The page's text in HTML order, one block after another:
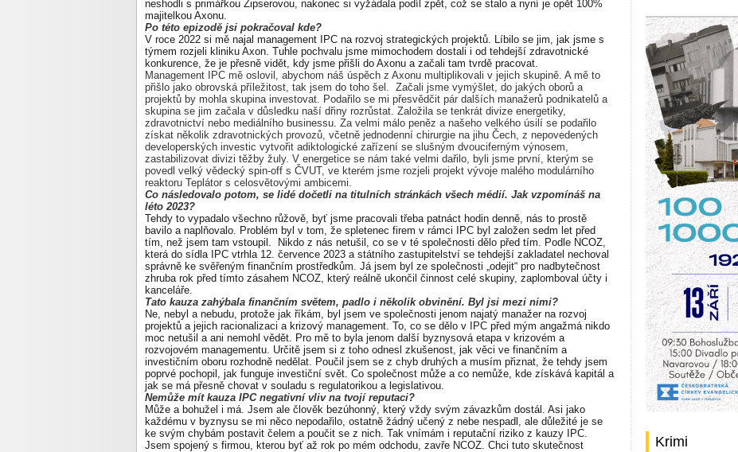
neshodli s primářkou Zipserovou, nakonec si vyžádala podíl zpět, což se stalo a nyní je opět 100%
majitelkou Axonu.
Po této epizodě jsi pokračoval kde?
V roce 2022 si mě najal management IPC na rozvoj strategických projektů. Líbilo se jim, jak jsme s
týmem rozjeli kliniku Axon. Tuhle pochvalu jsme mimochodem dostali i od tehdejší zdravotnické
konkurence, že je přesně vidět, kdy jsme přišli do Axonu a začali tam tvrdě pracovat.
Management IPC mě oslovil, abychom náš úspěch z Axonu multiplikovali v jejich skupině. A mě to
přišlo jako obrovská příležitost, tak jsem do toho šel. Začali jsme vymýšlet, do jakých oborů a
projektů by mohla skupina investovat. Podařilo se mi přesvědčit pár dalších manažerů podnikatelů a
skupina se jim začala v důsledku naší dřiny rozrůstat. Založila se tenkrát divize energetiky,
zdravotnictví nebo mediálního businessu. Za velmi málo peněz a našeho velkého úsilí se podařilo
získat několik zdravotnických provozů, včetně jednodenní chirurgie na jihu Čech, z nepovedených
developerských investic vytvořit adiktologické zařízení se slušným dvouciferným výnosem,
zastabilizovat divizi těžby žuly. V energetice se nám také velmi dařilo, byli jsme první, kterým se
povedl velký vědecký spin-off s ČVUT, ve kterém jsme rozjeli projekt vývoje malého modulárního
reaktoru Teplátor s celosvětovými ambicemi.
Co následovalo potom, se lidé dočetli na titulních stránkách všech médií. Jak vzpomínáš na
léto 2023?
Tehdy to vypadalo všechno růžově, byť jsme pracovali třeba patnáct hodin denně, nás to prostě
bavilo a naplňovalo. Problém byl v tom, že spletenec firem v rámci IPC byl založen sedm let před
tím, než jsem tam vstoupil.
Nikdo z nás netušil, co se v té společnosti dělo před tím. Podle NCOZ,
která do sídla IPC vtrhla 12. července 2023 a státního zastupitelství se tehdejší zakladatel nechoval
správně ke svěřeným finančním prostředkům. Já jsem byl ze společnosti „odejit“ pro nadbytečnost
zhruba rok před tímto zásahem NCOZ, který reálně ukončil činnost celé skupiny, zaplomboval účty i
kanceláře.
Tato kauza zahýbala finančním světem, padlo i několik obvinění. Byl jsi mezi nimi?
Ne, nebyl a nebudu, protože jak říkám, byl jsem ve společnosti jenom najatý manažer na rozvoj
projektů a jejich racionalizaci a krizový management. To, co se dělo v IPC před mým angažmá nikdo
moc netušil a ani nemohl vědět. Pro mě to byla jenom další byznysová etapa v krizovém a
rozvojovém managementu. Určitě jsem si z toho odnesl zkušenost, jak věci ve finančním a
investičním oboru rozhodně nedělat. Poučil jsem se z chyb druhých a musím přiznat, že tehdy jsem
poprvé pochopil, jak funguje investiční svět. Co společnost může a co nemůže, kde získává kapitál a
jak se má přesně chovat v souladu s regulatorikou a legislativou.
Nemůže mít kauza IPC negativní vliv na tvojí reputaci?
Může a bohužel i má. Jsem ale člověk bezúhonný, který vždy svým závazkům dostál. Asi jako
každému v byznysu se mi něco nepodařilo, ostatně žádný učený z nebe nespadl, ale důležité je se
ke svým chybám postavit čelem a poučit se z nich. Tak vnímám i reputační riziko z kauzy IPC.
Jsem spojený s firmou, kterou byť až rok po mém odchodu, zavře NCOZ. Chci tuto skutečnost
Krimi